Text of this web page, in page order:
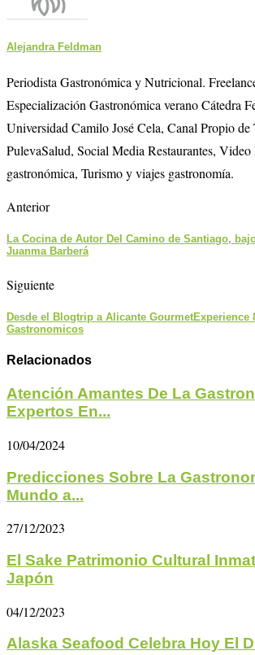
Alejandra Feldman
Periodista Gastronómica y Nutricional.
Especialización Gastronómica verano Cátedra
Universidad Camilo José Cela, Canal Propio de
PulevaSalud, Social Media Restaurantes,
gastronómica, Turismo y viajes gastronomía.
Anterior
La Cocina de Autor Del Camino de Santiago,
Juanma Barberá
Siguiente
Desde el Blogtrip a Alicante GourmetExperience
Gastronomicos
Relacionados
Atención Amantes De La
Expertos En...
10/04/2024
Predicciones Sobre La
Mundo a...
27/12/2023
El Sake Patrimonio Cultural
Japón
04/12/2023
Alaska Seafood Celebra Hoy El